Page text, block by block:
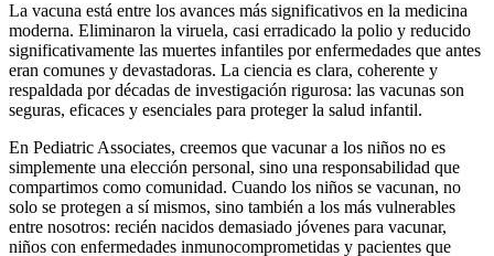
La vacuna está entre los avances más significativos en la medicina
moderna. Eliminaron la viruela, casi erradicado la polio y reducido
significativamente las muertes infantiles por enfermedades que antes
eran comunes y devastadoras. La ciencia es clara, coherente y
respaldada por décadas de investigación rigurosa: las vacunas son
seguras, eficaces y esenciales para proteger la salud infantil.
En Pediatric Associates, creemos que vacunar a los niños no es
simplemente una elección personal, sino una responsabilidad que
compartimos como comunidad. Cuando los niños se vacunan, no
solo se protegen a sí mismos, sino también a los más vulnerables
entre nosotros: recién nacidos demasiado jóvenes para vacunar,
niños con enfermedades inmunocomprometidas y pacientes que